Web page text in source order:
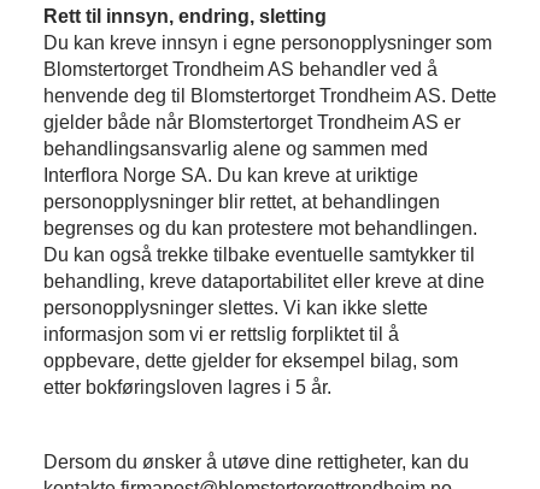
Rett til innsyn, endring, sletting
Du kan kreve innsyn i egne personopplysninger som
Blomstertorget Trondheim AS behandler ved å
henvende deg til Blomstertorget Trondheim AS. Dette
gjelder både når Blomstertorget Trondheim AS er
behandlingsansvarlig alene og sammen med
Interflora Norge SA. Du kan kreve at uriktige
personopplysninger blir rettet, at behandlingen
begrenses og du kan protestere mot behandlingen.
Du kan også trekke tilbake eventuelle samtykker til
behandling, kreve dataportabilitet eller kreve at dine
personopplysninger slettes. Vi kan ikke slette
informasjon som vi er rettslig forpliktet til å
oppbevare, dette gjelder for eksempel bilag, som
etter bokføringsloven lagres i 5 år.
Dersom du ønsker å utøve dine rettigheter, kan du